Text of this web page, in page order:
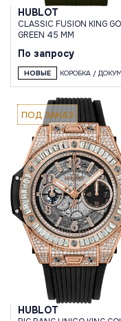
HUBLOT
CLASSIC FUSION KING
GREEN 45 MM
По запросу
НОВЫЕ КОРОБКА /
ПОД ЗАКАЗ
HUBLOT